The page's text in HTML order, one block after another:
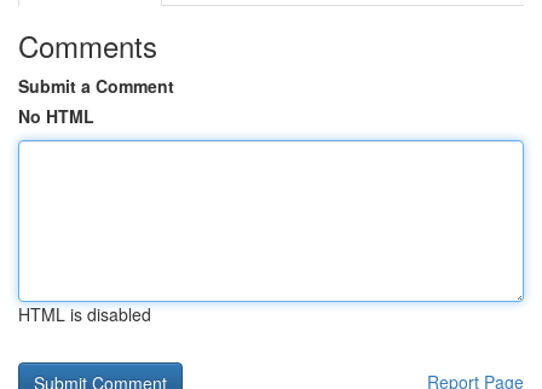
Comments
Submit a Comment
No HTML
HTML is disabled
Report Page